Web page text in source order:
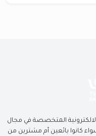
المتخصصة في مجال
كانوا بائعين أم مشترين من